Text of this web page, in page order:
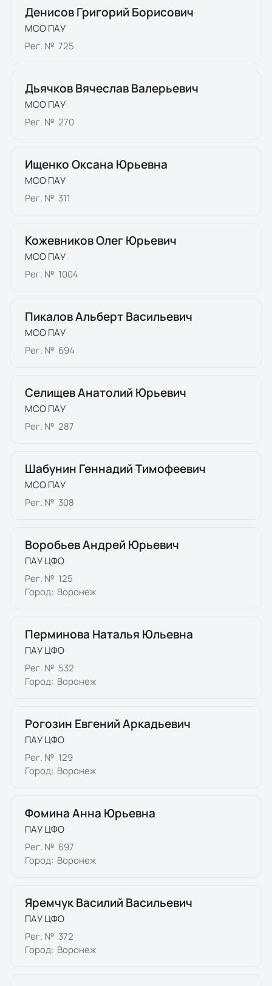
Денисов Григорий Борисович
МСО ПАУ
Рег. № 725
Дьячков Вячеслав Валерьевич
МСО ПАУ
Рег. № 270
Ищенко Оксана Юрьевна
МСО ПАУ
Рег. № 311
Кожевников Олег Юрьевич
МСО ПАУ
Рег. № 1004
Пикалов Альберт Васильевич
МСО ПАУ
Рег. № 694
Селищев Анатолий Юрьевич
МСО ПАУ
Рег. № 287
Шабунин Геннадий Тимофеевич
МСО ПАУ
Рег. № 308
Воробьев Андрей Юрьевич
ПАУ ЦФО
Рег. № 125
Город: Воронеж
Перминова Наталья Юльевна
ПАУ ЦФО
Рег. № 532
Город: Воронеж
Рогозин Евгений Аркадьевич
ПАУ ЦФО
Рег. № 129
Город: Воронеж
Фомина Анна Юрьевна
ПАУ ЦФО
Рег. № 697
Город: Воронеж
Яремчук Василий Васильевич
ПАУ ЦФО
Рег. № 372
Город: Воронеж